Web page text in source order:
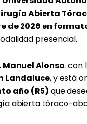
Abierta
de 2026 en
presencial.
Manuel Alonso, con
Landaluce, y está
año (R5) que
abierta tóraco-